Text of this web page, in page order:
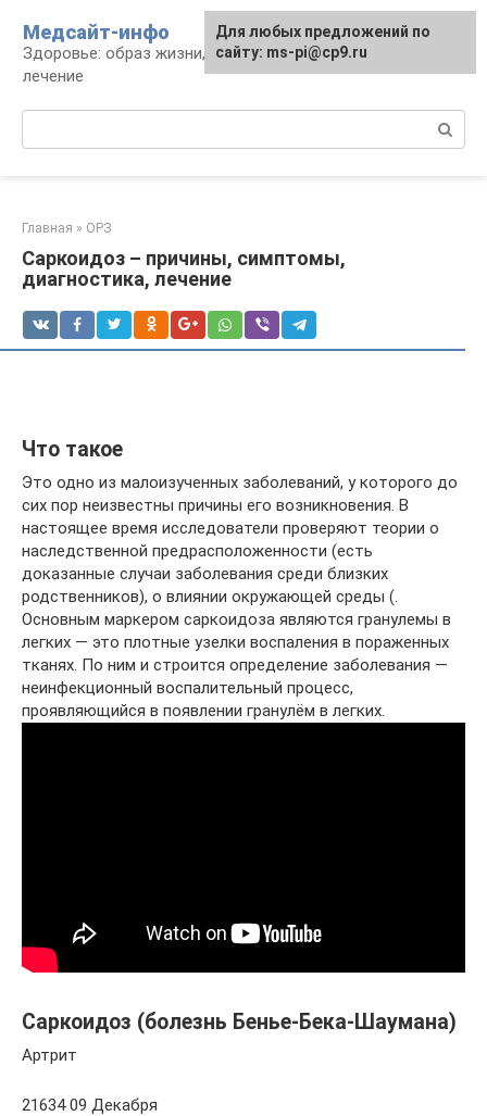
контенту
Медсайт-инфо
Здоровье: образ жизни, профилактика и
лечение
Главная » ОРЗ
Саркоидоз – причины, симптомы,
диагностика, лечение
Что такое
Это одно из малоизученных заболеваний, у которого до
сих пор неизвестны причины его возникновения. В
настоящее время исследователи проверяют теории о
наследственной предрасположенности (есть
доказанные случаи заболевания среди близких
родственников), о влиянии окружающей среды (.
Основным маркером саркоидоза являются гранулемы в
легких — это плотные узелки воспаления в пораженных
тканях. По ним и строится определение заболевания —
неинфекционный воспалительный процесс,
проявляющийся в появлении гранулём в легких.
Саркоидоз (болезнь Бенье-Бека-Шаумана)
Артрит
21634 09 Декабря
Для любых предложений по
сайту: ms-pi@cp9.ru